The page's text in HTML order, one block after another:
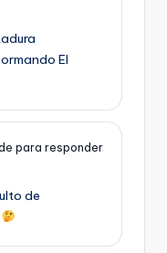
El
para responder
de